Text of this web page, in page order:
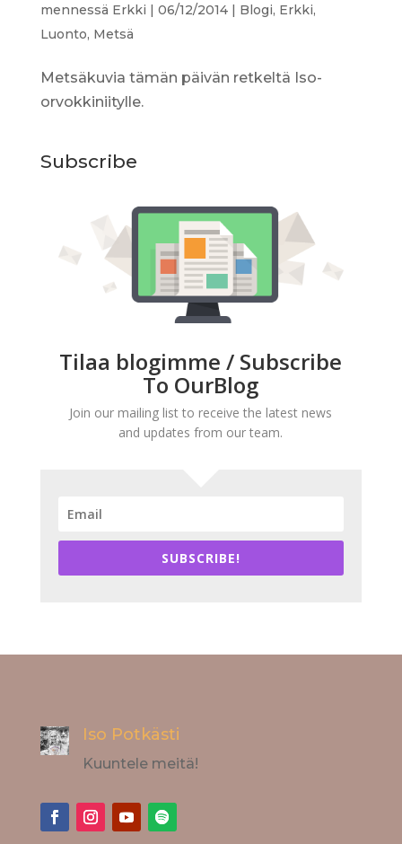
mennessä Erkki | 06/12/2014| Blogi, Erkki,
Luonto, Metsä
Metsäkuvia tämän päivän retkeltä Iso-
orvokkiniitylle.
Subscribe
Tilaa blogimme / Subscribe
To OurBlog
Join our mailing list to receive the latest news
and updates from our team.
SUBSCRIBE!
Iso Potkästi
Kuuntele meitä!